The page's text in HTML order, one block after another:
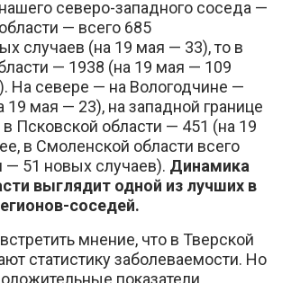
северо-западного соседа —
— всего 685
случаев (на 19 мая — 33), то в
— 1938 (на 19 мая — 109
На севере — на Вологодчине —
19 мая — 23), на западной границе
Псковской области — 451 (на 19
в Смоленской области всего
— 51 новых случаев). Динамика
выглядит одной из лучших в
соседей.
мнение, что в Тверской
статистику заболеваемости. Но
показатели